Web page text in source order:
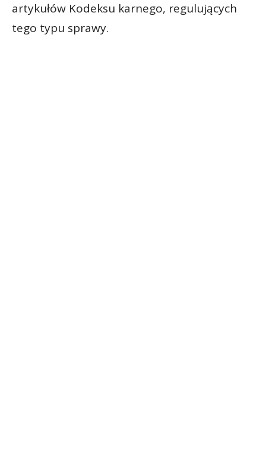
artykułów Kodeksu karnego, regulujących
tego typu sprawy.